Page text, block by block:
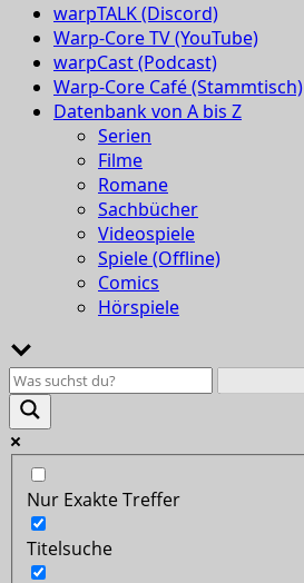
warpTALK (Discord)
Warp-Core TV (YouTube)
warpCast (Podcast)
Warp-Core Café (Stammtisch)
Datenbank von A bis Z
Serien
Filme
Romane
Sachbücher
Videospiele
Spiele (Offline)
Comics
Hörspiele
Nur Exakte Treffer
Titelsuche